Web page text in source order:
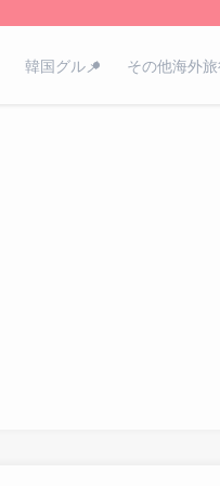
韓国グルメ その他海外